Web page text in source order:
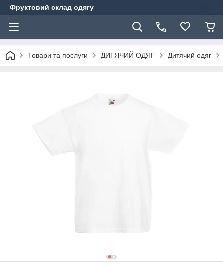
Фруктовий склад одягу
Товари та послуги ДИТЯЧИЙ ОДЯГ Дитячий одяг